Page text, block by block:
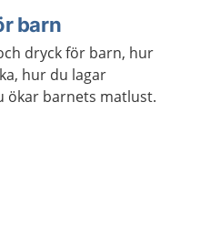
barn
dryck för barn, hur
hur du lagar
ökar barnets matlust.